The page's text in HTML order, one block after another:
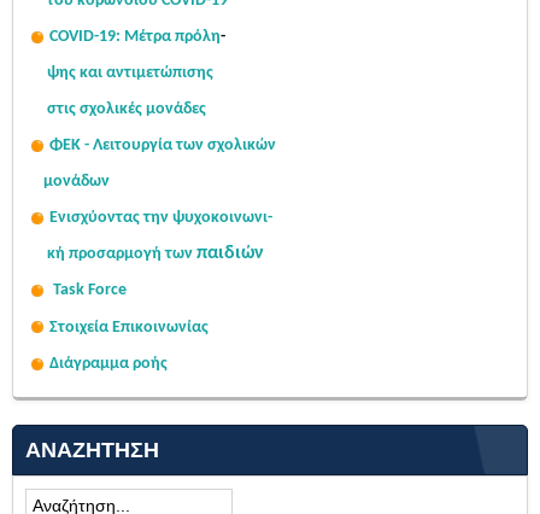
COVID-19: Μέτρα πρόλη-
ψης και αντιμετώπισης
στις σχολικές μονάδες
ΦΕΚ - Λειτουργία των σχολικών
μονάδων
Ενισχύοντας την ψυχοκοινωνι-
κή προσαρμογή των παιδιών
Task Force
Στοιχεία Επικοινωνίας
Διάγραμμα ροής
ΑΝΑΖΉΤΗΣΗ